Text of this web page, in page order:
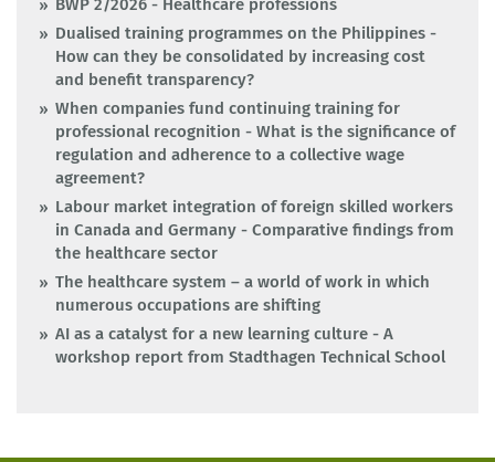
BWP 2/2026 - Healthcare professions
Dualised training programmes on the Philippines -
How can they be consolidated by increasing cost
and benefit transparency?
When companies fund continuing training for
professional recognition - What is the significance of
regulation and adherence to a collective wage
agreement?
Labour market integration of foreign skilled workers
in Canada and Germany - Comparative findings from
the healthcare sector
The healthcare system – a world of work in which
numerous occupations are shifting
AI as a catalyst for a new learning culture - A
workshop report from Stadthagen Technical School